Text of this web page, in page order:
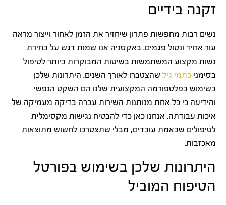
זקנה בידיים
נשים רבות מחפשות פתרון שיחזיר את הזמן לאחור וייצור מראה
עור אחיד ונטול פגמים. באקסניה אנו שמות דגש על בחירת
נשות מקצוע המשתמשות בשיטות המבוקרות ביותר לטיפול
בסימני כתמי גיל שהצטברו לאורך השנים. היתרונות שלכן
בשימוש בפלטפורמה המקצועית שלנו הם השקט הנפשי
והידיעה כי כל אחת מנותנות השירות עברה בדיקה מעמיקה של
איכות עבודתה. אנחנו כאן כדי להבטיח נגישות מקסימלית
לטיפולים שבאמת עובדים, מבלי שתצטרכו לחשוש מתוצאות
מאכזבות.
היתרונות שלכן בשימוש בפורטל
הטיפוח המוביל